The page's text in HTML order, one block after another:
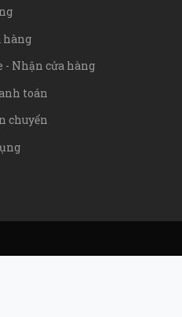
hàng
Nhận cửa hàng
toán
chuyển